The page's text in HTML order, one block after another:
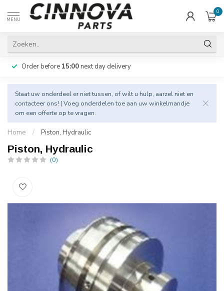
MENU
0
Order before 15:00next day delivery
Staat uw onderdeel er niet tussen, of wilt u hulp, aarzel niet en
contacteer ons! | Voeg onderdelen toe aan uw winkelmandje
om een offerte op te vragen.
Home / Piston, Hydraulic
Piston, Hydraulic
(0)